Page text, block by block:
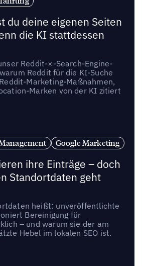
du deine eigenen Seiten
die KI stattdessen
Reddit-×-Search-Engine-
Reddit für die KI-Suche
Marketing-Maßnahmen,
Marken von der KI zitiert
Google Marketing
ihre Einträge – doch
Standortdaten geht
heißt: unveröffentlichte
Bereinigung für
– und warum sie der am
Hebel im lokalen SEO ist.